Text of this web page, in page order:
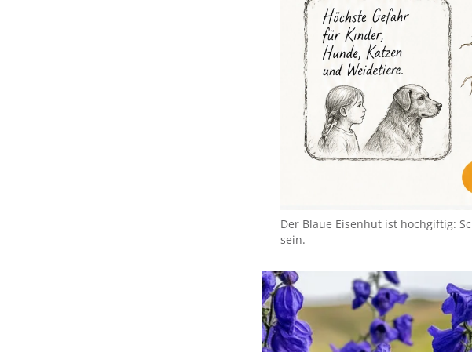
Der Blaue Eisenhut ist hochgiftig:
sein.